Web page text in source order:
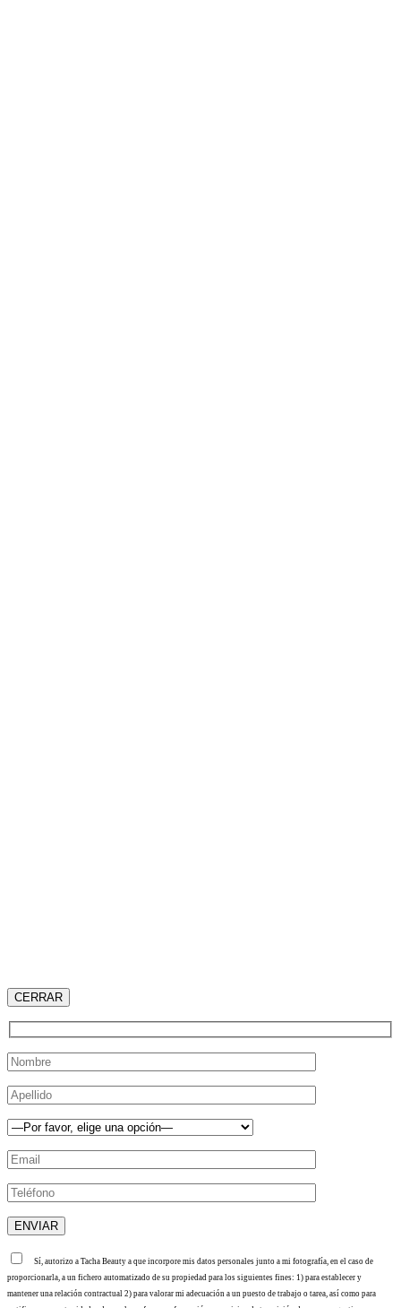
CERRAR
Sí, autorizo a Tacha Beauty a que incorpore mis datos personales junto a mi fotografía, en el caso de
proporcionarla, a un fichero automatizado de su propiedad para los siguientes fines: 1) para establecer y
mantener una relación contractual 2) para valorar mi adecuación a un puesto de trabajo o tarea, así como para